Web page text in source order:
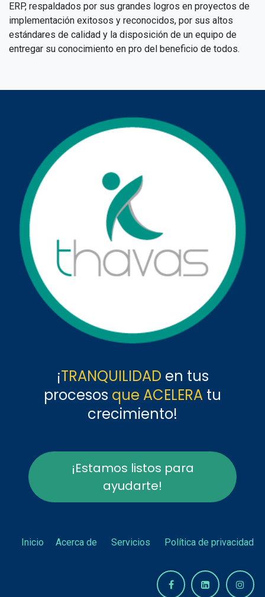
ERP, respaldados por sus grandes logros en proyectos de
implementación exitosos y reconocidos, por sus altos
estándares de calidad y la disposición de un equipo de
entregar su conocimiento en pro del beneficio de todos. ​​
¡TRANQUILIDAD en tus
procesos que ACELERA tu
crecimiento!
¡Estamos listos para
ayudarte!
Inicio Acerca de Servicios Política de privacidad